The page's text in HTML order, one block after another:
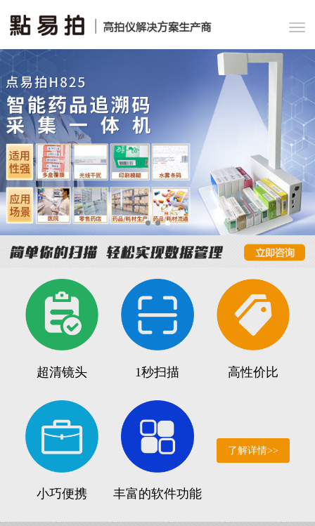
超清镜头 1秒扫描 高性价比
小巧便携 丰富的软件功能
了解详情>>